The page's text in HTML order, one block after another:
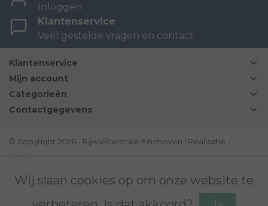
Inloggen
Klantenservice
Veel gestelde vragen en contact
Klantenservice
Mijn account
Categorieën
Contactgegevens
© Copyright 2026 - Rijwielcentrale Eindhoven | Realisatie
Media
Wij slaan cookies op om onze website te